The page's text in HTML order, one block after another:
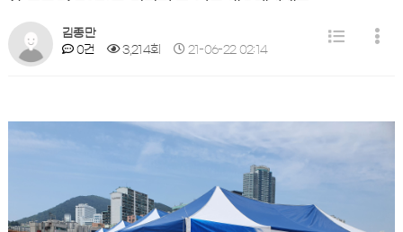
김종만
0건
3,214회 21-06-22 02:14